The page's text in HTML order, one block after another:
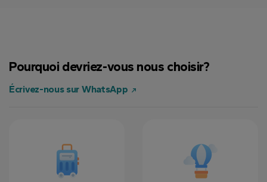
Jason L. 7 août 2024
Pourquoi devriez-vous nous choisir?
Écrivez-nous sur WhatsApp